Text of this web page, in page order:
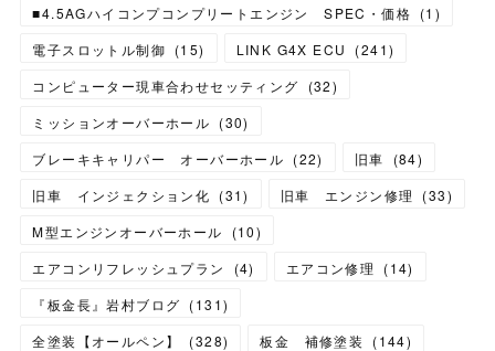
■4.5AGハイコンプコンプリートエンジン SPEC・価格 (1 )
電子スロットル制御 (15) LINK G4X ECU (241)
コンピューター現車合わせセッティング
(32)
ミッションオーバーホール (30)
ブレーキキャリパー オーバーホール (22) 旧車 (84)
旧車 インジェクション化 (31) 旧車 エンジン修理 (33)
M型エンジンオーバーホール
(10)
エアコンリフレッシュプラン
(4) エアコン修理 (14)
『板金長』岩村ブログ (131)
全塗装【オールペン】
(328) 板金 補修塗装 (144)